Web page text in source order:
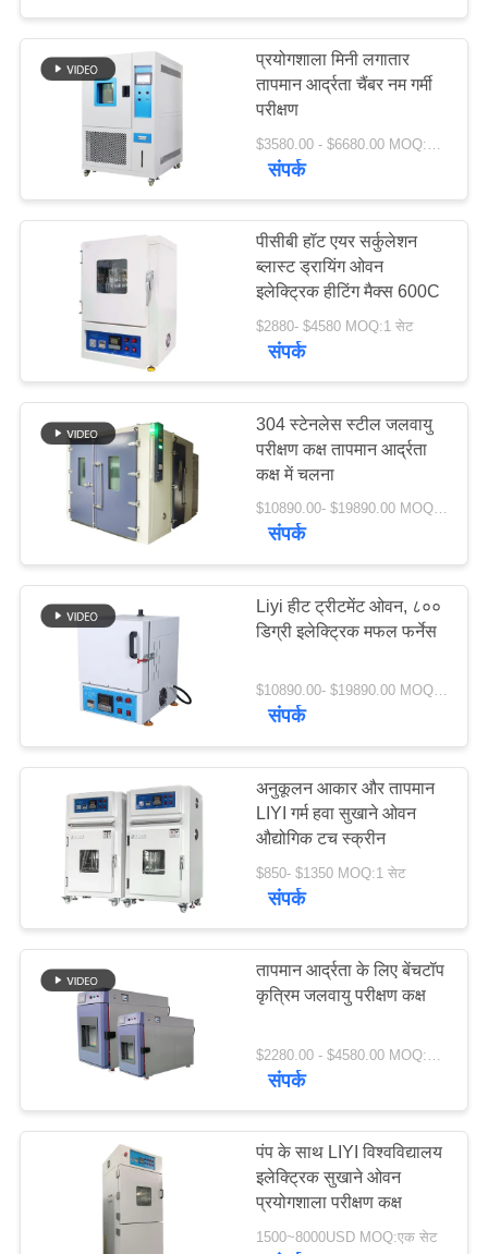
एक
उद्धरण
साइटमैप
PRIVACY
POLICY
विद्युत सुखाने ओवन
औद्योगिक सुखाने ओवन
उम्र बढ़ने परीक्षण कक्ष
64
सैंड डस्ट टेस्ट चैंबर
नमक स्प्रे परीक्षण कक्ष
39
प्रयोगशाला मिनी लगातार
तापमान आर्द्रता चैंबर नम गर्मी
परीक्षण
संपर्क
पीसीबी हॉट एयर सर्कुलेशन
ब्लास्ट ड्रायिंग ओवन
इलेक्ट्रिक हीटिंग मैक्स 600C
$2880- $4580 MOQ:1 सेट
संपर्क
304 स्टेनलेस स्टील जलवायु
परीक्षण कक्ष तापमान आर्द्रता
कक्ष में चलना
$10890.00- $19890.00 MOQ:1 सेट
संपर्क
Liyi हीट ट्रीटमेंट ओवन, ८००
डिग्री इलेक्ट्रिक मफल फर्नेस
$10890.00- $19890.00 MOQ:एक सेट
संपर्क
अनुकूलन आकार और तापमान
LIYI गर्म हवा सुखाने ओवन
औद्योगिक टच स्क्रीन
$850- $1350 MOQ:1 सेट
संपर्क
तापमान आर्द्रता के लिए बेंचटॉप
कृत्रिम जलवायु परीक्षण कक्ष
$2280.00 - $4580.00 MOQ:1 सेट
संपर्क
पंप के साथ LIYI विश्वविद्यालय
इलेक्ट्रिक सुखाने ओवन
प्रयोगशाला परीक्षण कक्ष
1500~8000USD MOQ:एक सेट